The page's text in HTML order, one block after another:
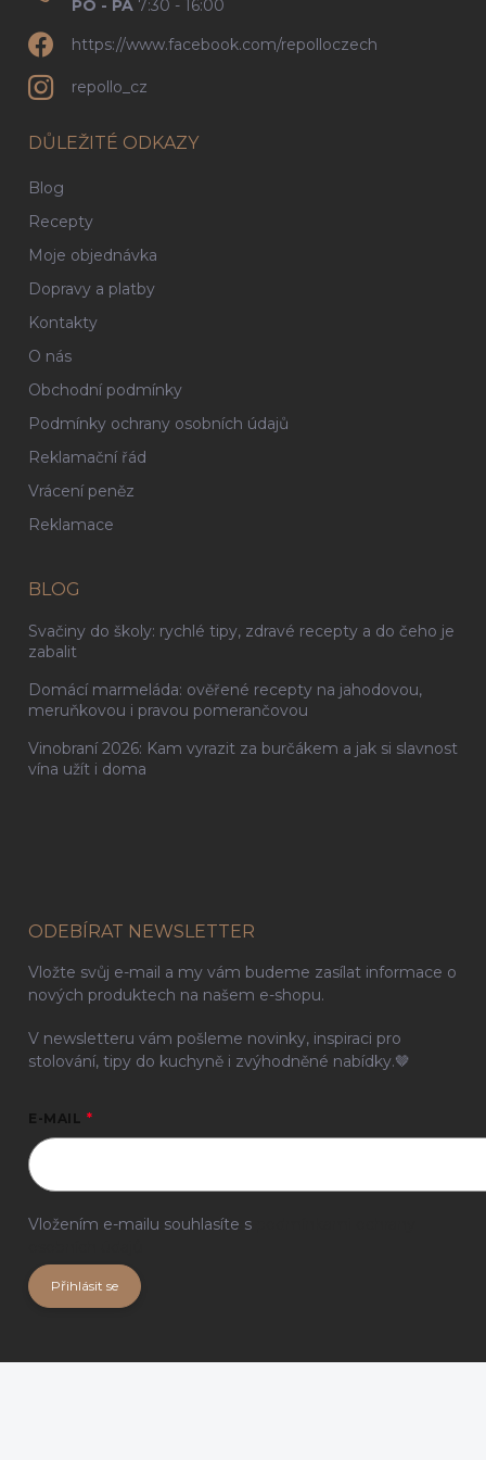
PO - PÁ 7:30 - 16:00
https://www.facebook.com/repolloczech
repollo_cz
DŮLEŽITÉ ODKAZY
Blog
Recepty
Moje objednávka
Dopravy a platby
Kontakty
O nás
Obchodní podmínky
Podmínky ochrany osobních údajů
Reklamační řád
Vrácení peněz
Reklamace
BLOG
Svačiny do školy: rychlé tipy, zdravé recepty a do čeho je
zabalit
Domácí marmeláda: ověřené recepty na jahodovou,
meruňkovou i pravou pomerančovou
Vinobraní 2026: Kam vyrazit za burčákem a jak si slavnost
vína užít i doma
ODEBÍRAT NEWSLETTER
Vložte svůj e-mail a my vám budeme zasílat informace o
nových produktech na našem e-shopu.
V newsletteru vám pošleme novinky, inspiraci pro
stolování, tipy do kuchyně i zvýhodněné nabídky.🤎
E-MAIL
Vložením e-mailu souhlasíte s
Přihlásit se